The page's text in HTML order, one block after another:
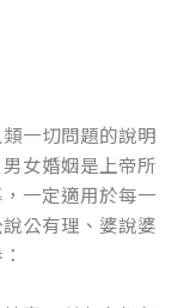
一切問題的說明
女婚姻是上帝所
一定適用於每一
公有理、婆說婆